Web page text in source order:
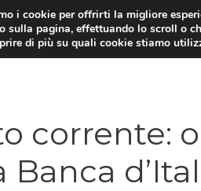
corrente:
i cookie per offrirti la migliore
sulla pagina, effettuando lo scroll o
di più su quali cookie stiamo